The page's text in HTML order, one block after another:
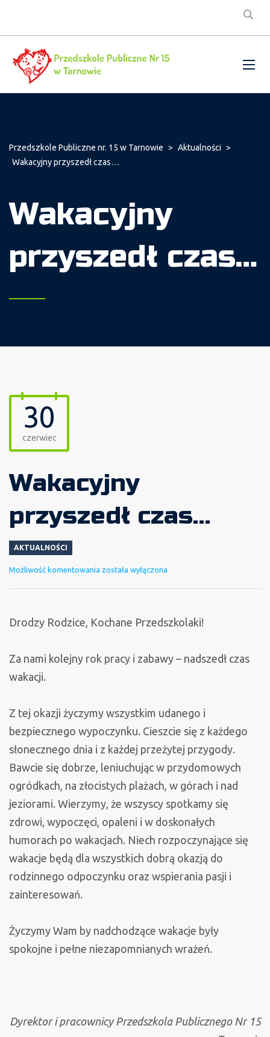
Przedszkole Publiczne nr. 15 w Tarnowie > Aktualności >
Wakacyjny przyszedł czas…
Wakacyjny
przyszedł czas…
30
czerwiec
Wakacyjny
przyszedł czas…
AKTUALNOŚCI
Możliwość komentowania Wakacyjny
została wyłączona
Drodzy Rodzice, Kochane Przedszkolaki!
Za nami kolejny rok pracy i zabawy – nadszedł czas
wakacji.
Z tej okazji życzymy wszystkim udanego i
bezpiecznego wypoczynku. Cieszcie się z każdego
słonecznego dnia i z każdej przeżytej przygody.
Bawcie się dobrze, leniuchując w przydomowych
ogródkach, na złocistych plażach, w górach i nad
jeziorami. Wierzymy, że wszyscy spotkamy się
zdrowi, wypoczęci, opaleni i w doskonałych
humorach po wakacjach. Niech rozpoczynające się
wakacje będą dla wszystkich dobrą okazją do
rodzinnego odpoczynku oraz wspierania pasji i
zainteresowań.
Życzymy Wam by nadchodzące wakacje były
spokojne i pełne niezapomnianych wrażeń.
Dyrektor i pracownicy Przedszkola Publicznego Nr 15